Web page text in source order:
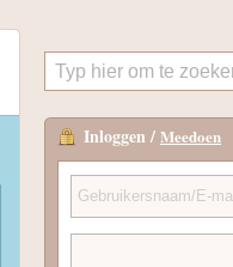
Inloggen / Meedoen